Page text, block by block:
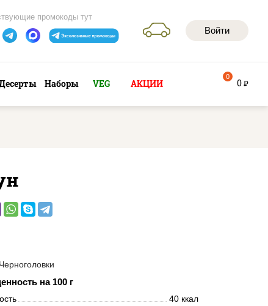
Войти
промокоды тут
Наборы VEG АКЦИИ 0 руб
0
на 100 г
40 ккал